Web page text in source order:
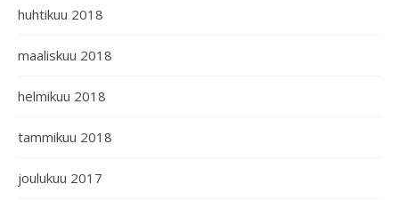
huhtikuu 2018
maaliskuu 2018
helmikuu 2018
tammikuu 2018
joulukuu 2017